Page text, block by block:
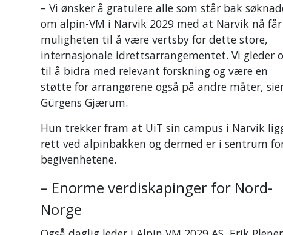
– Vi ønsker å gratulere alle som står bak
om alpin-VM i Narvik 2029 med at Narvik nå får
muligheten til å være vertsby for dette store,
internasjonale idrettsarrangementet. Vi gleder
til å bidra med relevant forskning og være en
støtte for arrangørene også på andre måter,
Gürgens Gjærum.
Hun trekker fram at UiT sin campus i Narvik
rett ved alpinbakken og dermed er i sentrum
begivenhetene.
– Enorme verdiskapinger for Nord-
Norge